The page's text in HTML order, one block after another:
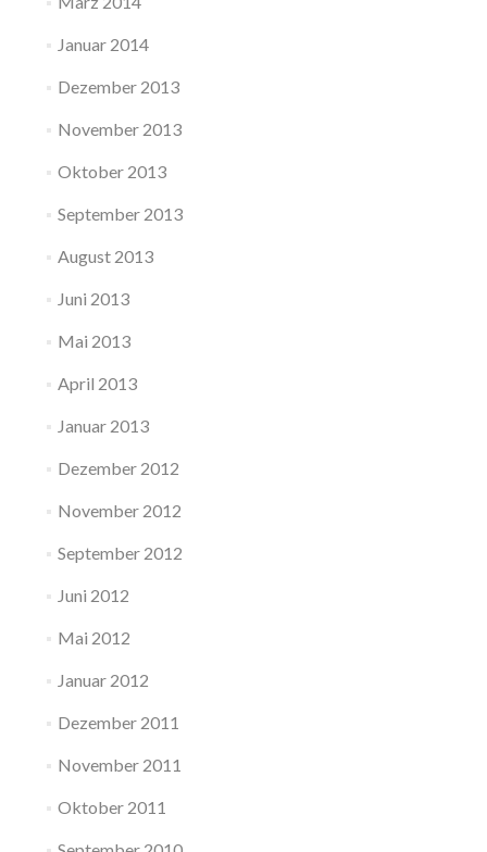
Januar 2014
Dezember 2013
November 2013
Oktober 2013
September 2013
August 2013
Juni 2013
Mai 2013
April 2013
Januar 2013
Dezember 2012
November 2012
September 2012
Juni 2012
Mai 2012
Januar 2012
Dezember 2011
November 2011
Oktober 2011